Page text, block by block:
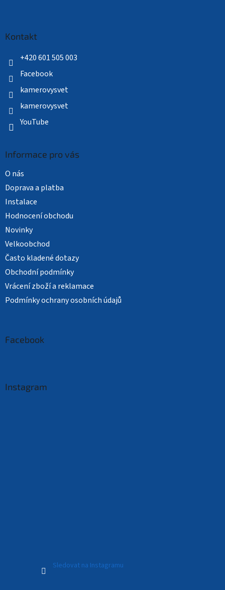
Kontakt
+420 601 505 003
Facebook
kamerovysvet
kamerovysvet
YouTube
Informace pro vás
O nás
Doprava a platba
Instalace
Hodnocení obchodu
Novinky
Velkoobchod
Často kladené dotazy
Obchodní podmínky
Vrácení zboží a reklamace
Podmínky ochrany osobních údajů
Facebook
Instagram
Sledovat na Instagramu